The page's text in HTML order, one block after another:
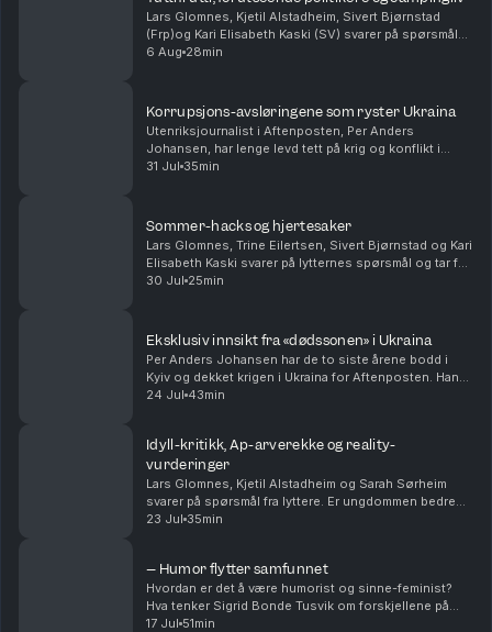
Lars Glomnes, Kjetil Alstadheim, Sivert Bjørnstad
(Frp)og Kari Elisabeth Kaski (SV) svarer på spørsmål
fra lytterne. Hvilken norske politiker har vært den mest
6 Aug 28min
Korrupsjons-avsløringene som ryster Ukraina
Utenriksjournalist i Aftenposten, Per Anders
Johansen, har lenge levd tett på krig og konflikt i
Ukraina og Russland. Han forteller om korrupsjon som
31 Jul 35min
Sommer-hacks og hjertesaker
Lars Glomnes, Trine Eilertsen, Sivert Bjørnstad og Kari
Elisabeth Kaski svarer på lytternes spørsmål og tar for
seg blant annet sine beste sommertips, hvilke saker
30 Jul 25min
Eksklusiv innsikt fra «dødssonen» i Ukraina
Per Anders Johansen har de to siste årene bodd i
Kyiv og dekket krigen i Ukraina for Aftenposten. Han
har vært ved fronten og møtt mennesker som har gått
24 Jul 43min
Idyll-kritikk, Ap-arverekke og reality-
vurderinger
Lars Glomnes, Kjetil Alstadheim og Sarah Sørheim
svarer på spørsmål fra lyttere. Er ungdommen bedre
eller verre enn tidligere? Hvem og hvordan tar noen
23 Jul 35min
– Humor flytter samfunnet
Hvordan er det å være humorist og sinne-feminist?
Hva tenker Sigrid Bonde Tusvik om forskjellene på
kvinner og menn som komikere? Er det egentlig lov til
17 Jul 51min